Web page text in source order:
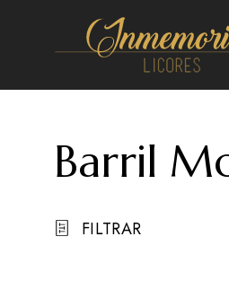
Licores
Barril
FILTRAR